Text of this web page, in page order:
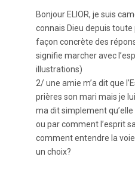
Bonjour ELIOR, je suis
connais Dieu depuis
façon concrète des
signifie marcher avec
illustrations)
2/ une amie m’a dit que
prières son mari mais je
ma dit simplement
ou par comment l’esprit
comment entendre la
un choix?